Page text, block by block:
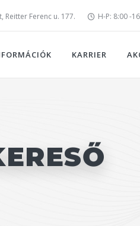
Reitter Ferenc u. 177. H-P: 8:00 -
KARRIER